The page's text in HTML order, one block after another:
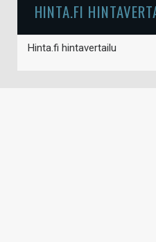
HINTA.FI
Hinta.fi hintavertailu